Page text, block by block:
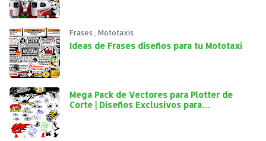
Frases Mototaxis
Ideas de Frases diseños para tu Mototaxi
Mega Pack de Vectores para Plotter de
Corte | Diseños Exclusivos para